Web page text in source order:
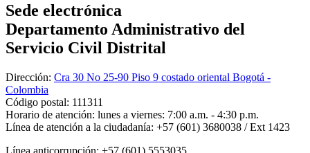
Sede electrónica
Departamento Administrativo del
Servicio Civil Distrital
Dirección: Cra 30 No 25-90 Piso 9 costado oriental Bogotá -
Colombia
Código postal: 111311
Horario de atención: lunes a viernes: 7:00 a.m. - 4:30 p.m.
Línea de atención a la ciudadanía: +57 (601) 3680038 / Ext 1423
Línea anticorrupción: +57 (601) 5553035